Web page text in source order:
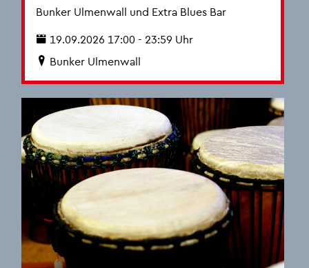
Bun­ker Ul­men­wall und Extra Blues Bar
19.09.2026 17:00 - 23:59 Uhr
Bun­ker Ul­men­wall